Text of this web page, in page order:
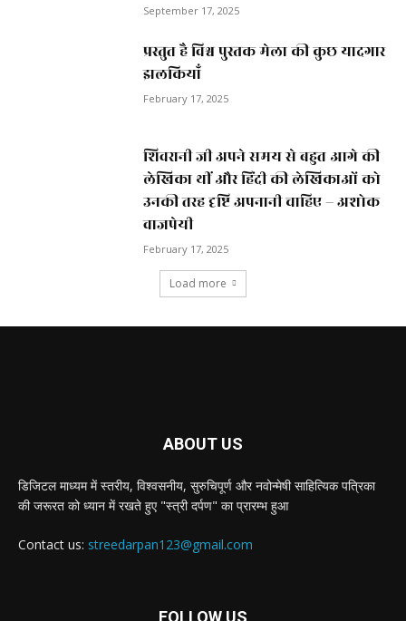
September 17, 2025
प्रस्तुत है विश्व पुस्तक मेला की कुछ यादगार
झलकियाॅं
February 17, 2025
शिवरानी जी अपने समय से बहुत आगे की
लेखिका थीं और हिंदी की लेखिकाओं को
उनकी तरह दृष्टि अपनानी चाहिए – अशोक
वाजपेयी
February 17, 2025
Load more
ABOUT US
डिजिटल माध्यम में स्तरीय, विश्वसनीय, सुरुचिपूर्ण और नवोन्मेषी साहित्यिक पत्रिका
की जरूरत को ध्यान में रखते हुए "स्त्री दर्पण" का प्रारम्भ हुआ
Contact us: streedarpan123@gmail.com
FOLLOW US